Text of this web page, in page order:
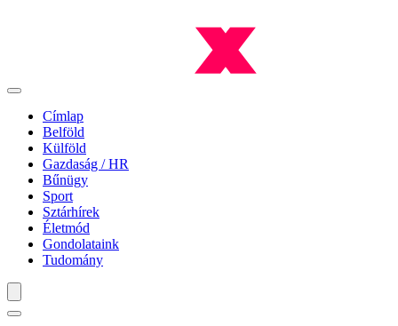
Címlap
Belföld
Külföld
Gazdaság / HR
Bűnügy
Sport
Sztárhírek
Életmód
Gondolataink
Tudomány